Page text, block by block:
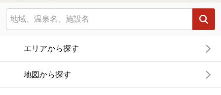
エリアから探す
地図から探す